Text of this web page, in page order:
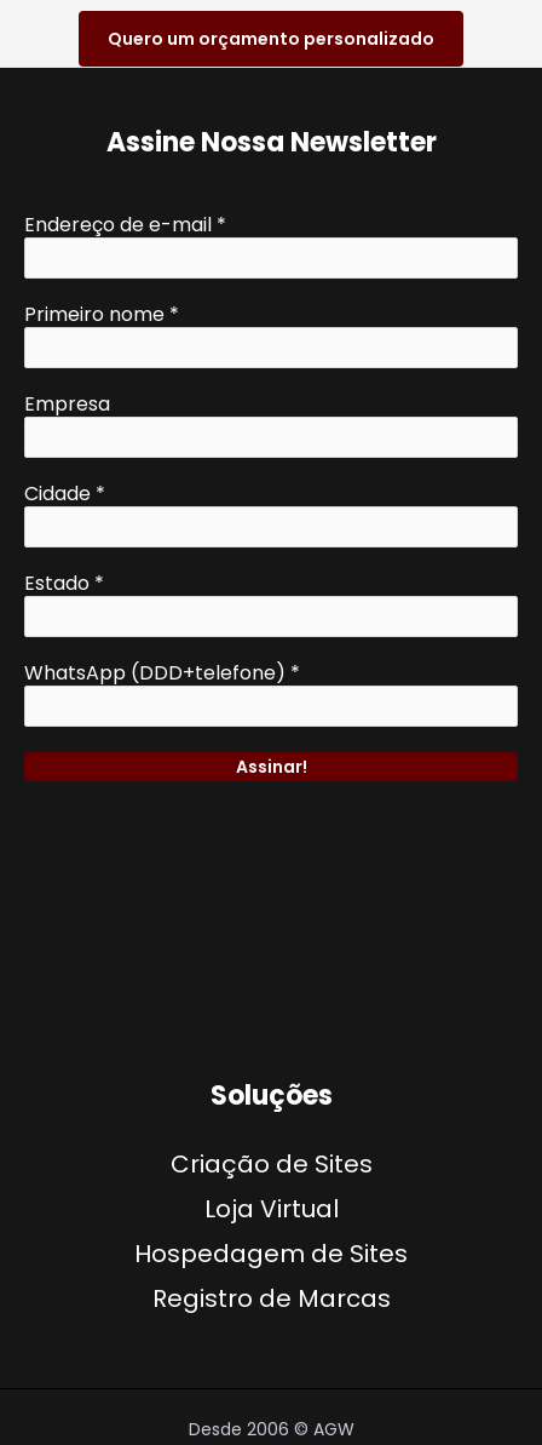
Quero um orçamento personalizado
Assine Nossa Newsletter
Endereço de e-mail *
Primeiro nome *
Empresa
Cidade *
Estado *
WhatsApp (DDD+telefone) *
Soluções
Criação de Sites
Loja Virtual
Hospedagem de Sites
Registro de Marcas
Desde 2006 © AGW